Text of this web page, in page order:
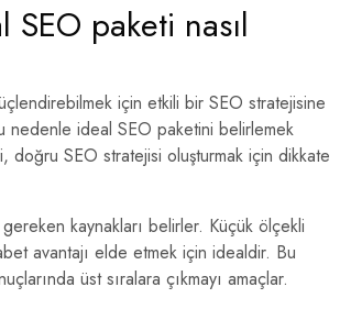
paketi nasıl
için etkili bir SEO stratejisine
nedenle ideal SEO paketini belirlemek
SEO stratejisi oluşturmak için dikkate
kaynakları belirler. Küçük ölçekli
avantajı elde etmek için idealdir. Bu
üst sıralara çıkmayı amaçlar.